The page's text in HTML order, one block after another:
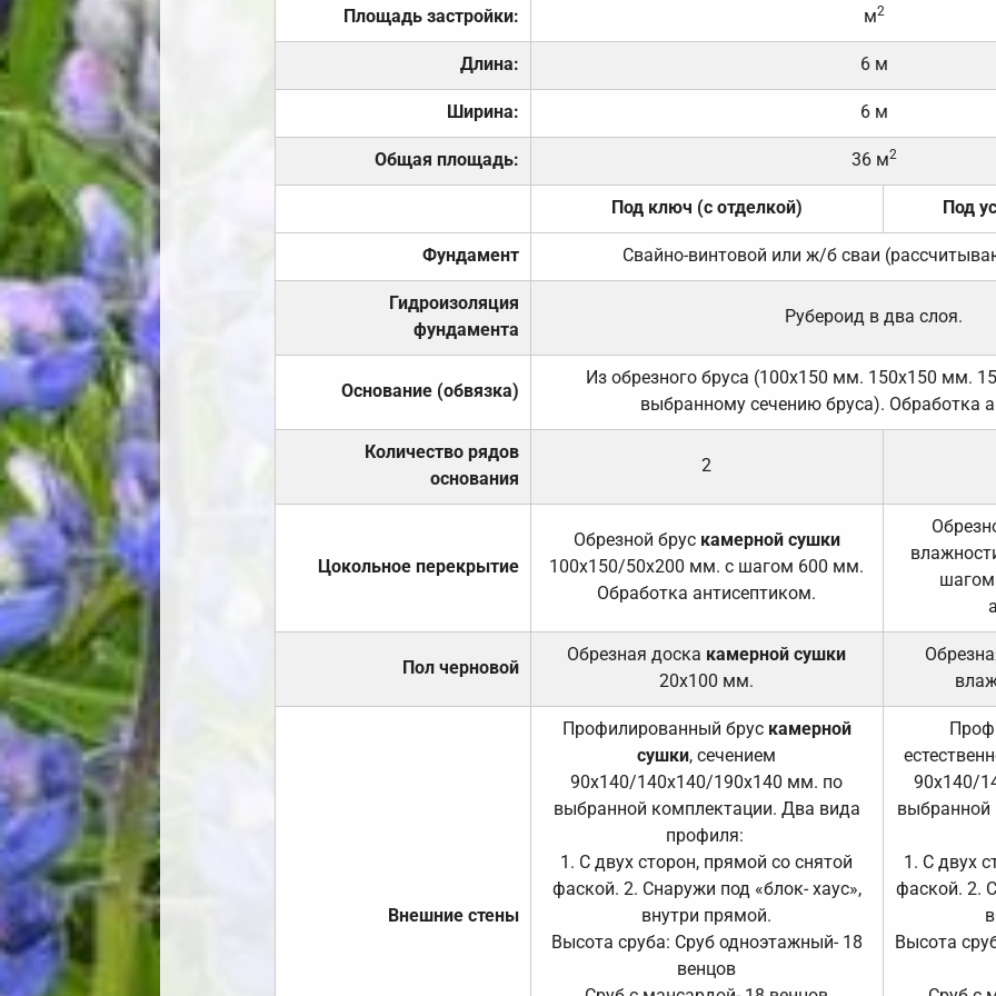
Площадь застройки: м2
Длина: 6 м
Ширина: 6 м
Общая площадь: 36 м2
Под ключ (с отделкой) Под
Фундамент Свайно-винтовой или ж/б сваи
Гидроизоляция
фундамента
Рубероид в два слоя.
Основание (обвязка)
Из обрезного бруса (100х150 мм. 150х150 мм.
выбранному сечению бруса). Обработка
Количество рядов
основания
2
Цокольное перекрытие
Обрезной брус камерной сушки
100х150/50х200 мм. с шагом 600 мм.
Обработка антисептиком.
Пол черновой
Обрезная доска камерной сушки
20х100 мм.
Внешние стены
Профилированный брус камерной
сушки, сечением
90х140/140х140/190х140 мм. по
выбранной комплектации. Два вида
профиля:
1. С двух сторон, прямой со снятой
фаской. 2. Снаружи под «блок- хаус»,
внутри прямой.
Высота сруба: Сруб одноэтажный- 18
венцов
90х140/
выбранной
1. С двух
фаской. 2.
Высота